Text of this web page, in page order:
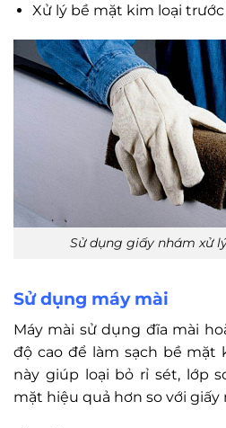
Xử lý bề mặt kim loại
Sử dụng giấy nhám xử
Sử dụng máy mài
Máy mài sử dụng đĩa mài
độ cao để làm sạch bề mặt
này giúp loại bỏ rỉ sét, lớp
mặt hiệu quả hơn so với giấy